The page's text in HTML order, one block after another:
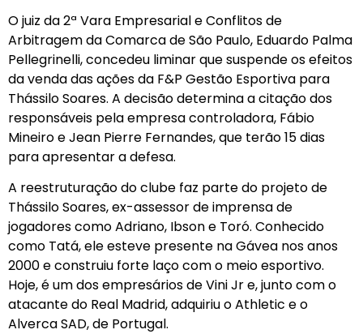
O juiz da 2ª Vara Empresarial e Conflitos de
Arbitragem da Comarca de São Paulo, Eduardo Palma
Pellegrinelli, concedeu liminar que suspende os efeitos
da venda das ações da F&P Gestão Esportiva para
Thássilo Soares. A decisão determina a citação dos
responsáveis pela empresa controladora, Fábio
Mineiro e Jean Pierre Fernandes, que terão 15 dias
para apresentar a defesa.
A reestruturação do clube faz parte do projeto de
Thássilo Soares, ex-assessor de imprensa de
jogadores como Adriano, Ibson e Toró. Conhecido
como Tatá, ele esteve presente na Gávea nos anos
2000 e construiu forte laço com o meio esportivo.
Hoje, é um dos empresários de Vini Jr e, junto com o
atacante do Real Madrid, adquiriu o Athletic e o
Alverca SAD, de Portugal.